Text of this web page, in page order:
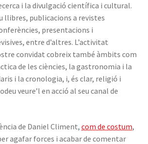
i la divulgació científica i cultural.
llibres, publicacions a revistes
presentacions i
entre d’altres. L’activitat
convidat cobreix també àmbits com
de les ciències, la gastronomia i la
i la cronologia, i, és clar, religió i
veure’l en acció al seu canal de
de Daniel Climent, com de costum,
agafar forces i acabar de comentar